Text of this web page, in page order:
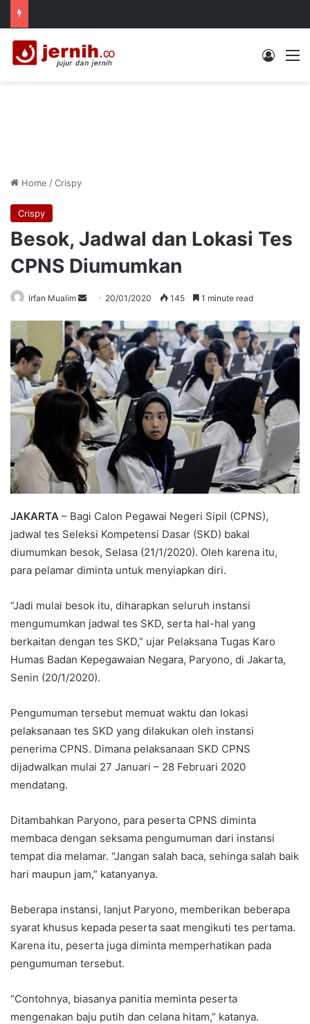
Log In
Home /Crispy
Crispy
Besok, Jadwal dan Lokasi Tes
CPNS Diumumkan
Irfan Mualim
Send
email
20/01/2020 145 1 minute read
JAKARTA – Bagi Calon Pegawai Negeri Sipil (CPNS),
jadwal tes Seleksi Kompetensi Dasar (SKD) bakal
diumumkan besok, Selasa (21/1/2020). Oleh karena itu,
para pelamar diminta untuk menyiapkan diri.
“Jadi mulai besok itu, diharapkan seluruh instansi
mengumumkan jadwal tes SKD, serta hal-hal yang
berkaitan dengan tes SKD,” ujar Pelaksana Tugas Karo
Humas Badan Kepegawaian Negara, Paryono, di Jakarta,
Senin (20/1/2020).
Pengumuman tersebut memuat waktu dan lokasi
pelaksanaan tes SKD yang dilakukan oleh instansi
penerima CPNS. Dimana pelaksanaan SKD CPNS
dijadwalkan mulai 27 Januari – 28 Februari 2020
mendatang.
Ditambahkan Paryono, para peserta CPNS diminta
membaca dengan seksama pengumuman dari instansi
tempat dia melamar. “Jangan salah baca, sehinga salah baik
hari maupun jam,” katanyanya.
Beberapa instansi, lanjut Paryono, memberikan beberapa
syarat khusus kepada peserta saat mengikuti tes pertama.
Karena itu, peserta juga diminta memperhatikan pada
pengumuman tersebut.
“Contohnya, biasanya panitia meminta peserta
mengenakan baju putih dan celana hitam,” katanya.